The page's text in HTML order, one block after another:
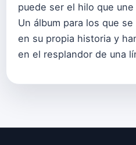
puede ser el hilo que
Un álbum para los que
en su propia historia y
en el resplandor de una